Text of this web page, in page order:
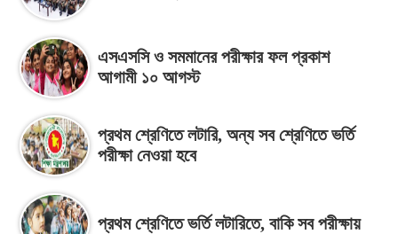
এসএসসি ও সমমানের পরীক্ষার ফল প্রকাশ
আগামী ১০ আগস্ট
প্রথম শ্রেণিতে লটারি, অন্য সব শ্রেণিতে ভর্তি
পরীক্ষা নেওয়া হবে
প্রথম শ্রেণিতে ভর্তি লটারিতে, বাকি সব পরীক্ষায়